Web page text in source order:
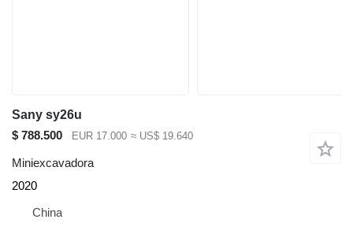
Sany sy26u
$ 788.500
EUR 17.000 ≈ US$ 19.640
Miniexcavadora
2020
China